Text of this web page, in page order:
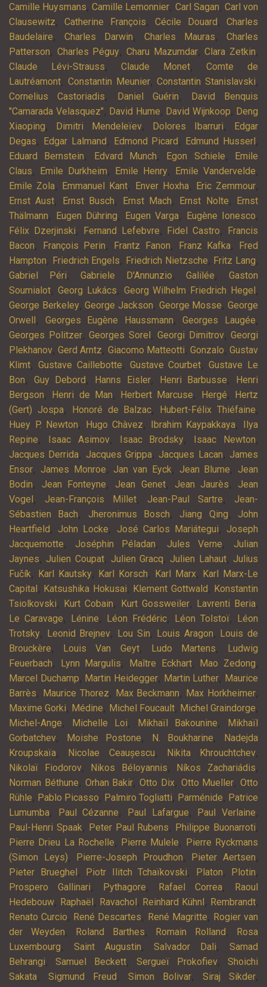
Camille Huysmans,Camille Lemonnier, Carl Sagan, Carl von
Clausewitz,Catherine François,Cécile Douard ,Charles
Baudelaire, Charles Darwin, Charles Mauras, Charles
Patterson, Charles Péguy,Charu Mazumdar,Clara Zetkin,
Claude Lévi-Strauss,Claude Monet,Comte de
Lautréamont, Constantin Meunier,Constantin Stanislavski,
Cornelius Castoriadis, Daniel Guérin,
David Benquis
"Camarada Velasquez", David Hume, David Wijnkoop, Deng
Xiaoping, Dimitri Mendeleïev, Dolores Ibarruri,
Edgar
Degas, Edgar Lalmand , Edmond Picard , Edmund Husserl ,
Eduard Bernstein, Edvard Munch, Egon Schiele,
Emile
Claus, Emile Durkheim, Emile Henry, Emile Vandervelde,
Emile Zola, Emmanuel Kant, Enver Hoxha, Eric Zemmour,
Ernst Aust, Ernst Busch, Ernst Mach, Ernst Nolte,
Ernst
Thälmann, Eugen Dühring, Eugen Varga, Eugène Ionesco,
Félix Dzerjinski, Fernand Lefebvre, Fidel Castro,
Francis
Bacon, François Perin, Frantz Fanon, Franz Kafka,
Fred
Hampton, Friedrich Engels, Friedrich Nietzsche, Fritz Lang,
Gabriel Péri,Gabriele D'Annunzio,Galilée,Gaston
Soumialot, Georg Lukács, Georg Wilhelm Friedrich Hegel ,
George Berkeley,George Jackson, George Mosse,George
Orwell , Georges Eugène Haussmann,Georges Laugée,
Georges Politzer, Georges Sorel , Georgi Dimitrov, Georgi
Plekhanov,Gerd Arntz, Giacomo Matteotti, Gonzalo,Gustav
Klimt, Gustave Caillebotte, Gustave Courbet,Gustave Le
Bon, Guy Debord , Hanns Eisler, Henri Barbusse,
Henri
Bergson, Henri de Man, Herbert Marcuse, Hergé,
Hertz
(Gert) Jospa, Honoré de Balzac, Hubert-Félix Thiéfaine,
Huey P. Newton, Hugo Chàvez, Ibrahim Kaypakkaya,
Ilya
Repine, Isaac Asimov, Isaac Brodsky, Isaac Newton,
Jacques Derrida, Jacques Grippa, Jacques Lacan, James
Ensor, James Monroe, Jan van Eyck, Jean Blume, Jean
Bodin, Jean Fonteyne, Jean Genet, Jean Jaurès, Jean
Vogel , Jean-François Millet, Jean-Paul Sartre, Jean-
Sébastien Bach, Jheronimus Bosch, Jiang Qing, John
Heartfield , John Locke, José Carlos Mariátegui, Joseph
Jacquemotte, Joséphin Péladan, Jules Verne, Julian
Jaynes, Julien Coupat, Julien Gracq, Julien Lahaut, Julius
Fučík, Karl Kautsky, Karl Korsch, Karl Marx, Karl Marx-Le
Capital , Katsushika Hokusai, Klement Gottwald , Konstantin
Tsiolkovski, Kurt Cobain, Kurt Gossweiler, Lavrenti Beria,
Le Caravage, Lénine, Léon Frédéric, Léon Tolstoï,
Léon
Trotsky, Leonid Brejnev, Lou Sin, Louis Aragon, Louis de
Brouckère, Louis Van Geyt, Ludo Martens,
Ludwig
Feuerbach, Lynn Margulis, Maître Eckhart, Mao Zedong,
Marcel Duchamp, Martin Heidegger, Martin Luther, Maurice
Barrès, Maurice Thorez, Max Beckmann, Max Horkheimer,
Maxime Gorki, Médine, Michel Foucault, Michel Graindorge,
Michel-Ange, Michelle Loi, Mikhaïl Bakounine,
Mikhaïl
Gorbatchev, Moishe Postone, N. Boukharine,
Nadejda
Kroupskaïa, Nicolae Ceaușescu, Nikita Khrouchtchev,
Nikolaï Fiodorov, Nikos Béloyannis, Níkos Zachariádis,
Norman Béthune, Orhan Bakir, Otto Dix, Otto Mueller, Otto
Rühle, Pablo Picasso, Palmiro Togliatti, Parménide, Patrice
Lumumba, Paul Cézanne, Paul Lafargue, Paul Verlaine,
Paul-Henri Spaak, Peter Paul Rubens, Philippe Buonarroti,
Pierre Drieu La Rochelle, Pierre Mulele,
Pierre Ryckmans
(Simon Leys), Pierre-Joseph Proudhon, Pieter Aertsen,
Pieter Brueghel , Piotr Ilitch Tchaïkovski, Platon, Plotin,
Prospero Gallinari, Pythagore, Rafael Correa,
Raoul
Hedebouw, Raphaël , Ravachol , Reinhard Kühnl , Rembrandt,
Renato Curcio, René Descartes, René Magritte, Rogier van
der Weyden, Roland Barthes, Romain Rolland ,
Rosa
Luxembourg, Saint Augustin,Salvador Dali,Samad
Behrangi,Samuel Beckett,Sergueï Prokofiev,Shoichi
Sakata, Sigmund Freud , Simon Bolivar, Siraj Sikder,